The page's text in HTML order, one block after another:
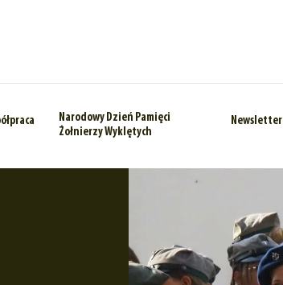
Narodowy Dzień Pamięci
Żołnierzy Wyklętych
Newsletter